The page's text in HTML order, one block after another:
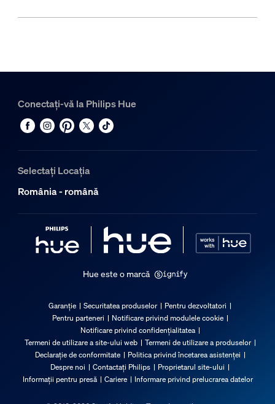
Conectați-vă la Philips Hue
Selectați Locația
România - română
Hue este o marcă
Garanție Securitatea produselor
Pentru dezvoltatori
Pentru parteneri
Notificare privind modulele cookie
Notificare privind confidențialitatea
Termeni de utilizare a site-ului web
Termeni de utilizare a produselor
Declarație de conformitate
Politica privind încetarea asistenței
Despre noi
Contactați Philips
Proprietarul site-ului
Informații pentru presă
Cariere Informare privind prelucrarea datelor